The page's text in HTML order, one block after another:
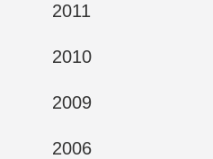
2011
2010
2009
2006